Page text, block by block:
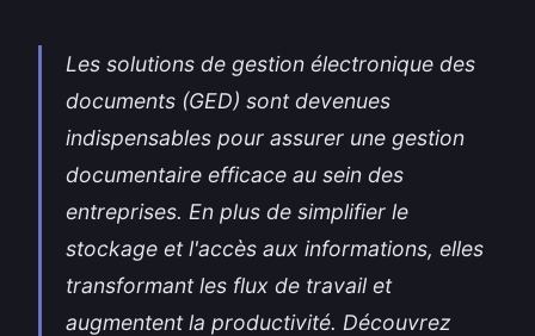
Les solutions de gestion électronique des
documents (GED) sont devenues
indispensables pour assurer une gestion
documentaire efficace au sein des
entreprises. En plus de simplifier le
stockage et l'accès aux informations, elles
transformant les flux de travail et
augmentent la productivité. Découvrez